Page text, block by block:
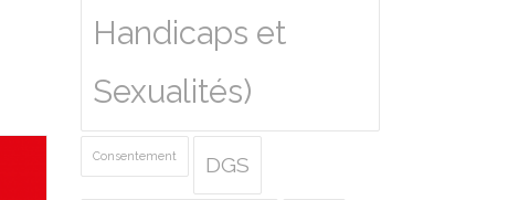
Handicaps et
Sexualités)
Consentement DGS